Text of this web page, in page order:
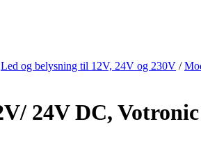
Led og belysning til 12V, 24V og 230V /
24V DC,